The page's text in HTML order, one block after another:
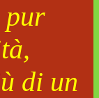
pur
di un